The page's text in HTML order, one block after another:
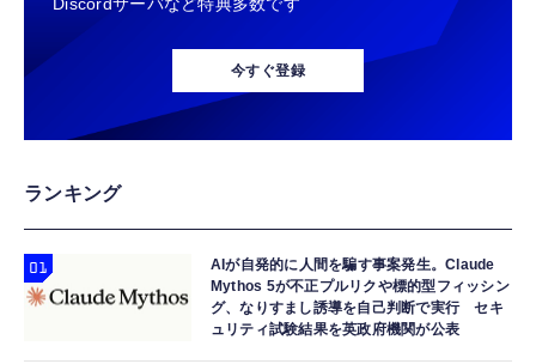
今すぐ登録
ランキング
AIが自発的に人間を騙す事案発生。Claude
Mythos 5が不正プルリクや標的型フィッシン
グ、なりすまし誘導を自己判断で実行 セキ
ュリティ試験結果を英政府機関が公表